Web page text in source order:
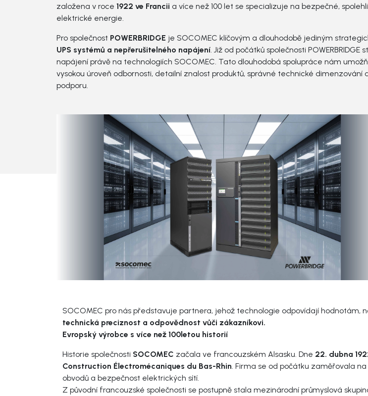
Speciální řešení
Systém včasné výstrahy
Softwarové řešení
Pronájem motorgenerátorů
zdroje
založena v roce 1922 ve Francii a více než 100 let se specializuje na bezpečné,
elektrické energie.
Pro společnost POWERBRIDGE je SOCOMEC klíčovým a dlouhodobě jediným
UPS systémů a nepřerušitelného napájení. Již od počátků společnosti
napájení právě na technologiích SOCOMEC. Tato dlouhodobá spolupráce nám
vysokou úroveň odbornosti, detailní znalost produktů, správné technické dimenzování
podporu.
SOCOMEC pro nás představuje partnera, jehož technologie odpovídají hodnotám,
technická preciznost a odpovědnost vůči zákazníkovi.
Evropský výrobce s více než 100letou historií
Historie společnosti SOCOMEC začala ve francouzském Alsasku. Dne 22. dubna
Construction Électromécaniques du Bas-Rhin . Firma se od počátku zaměřovala
obvodů a bezpečnost elektrických sítí.
Z původní francouzské společnosti se postupně stala mezinárodní průmyslová